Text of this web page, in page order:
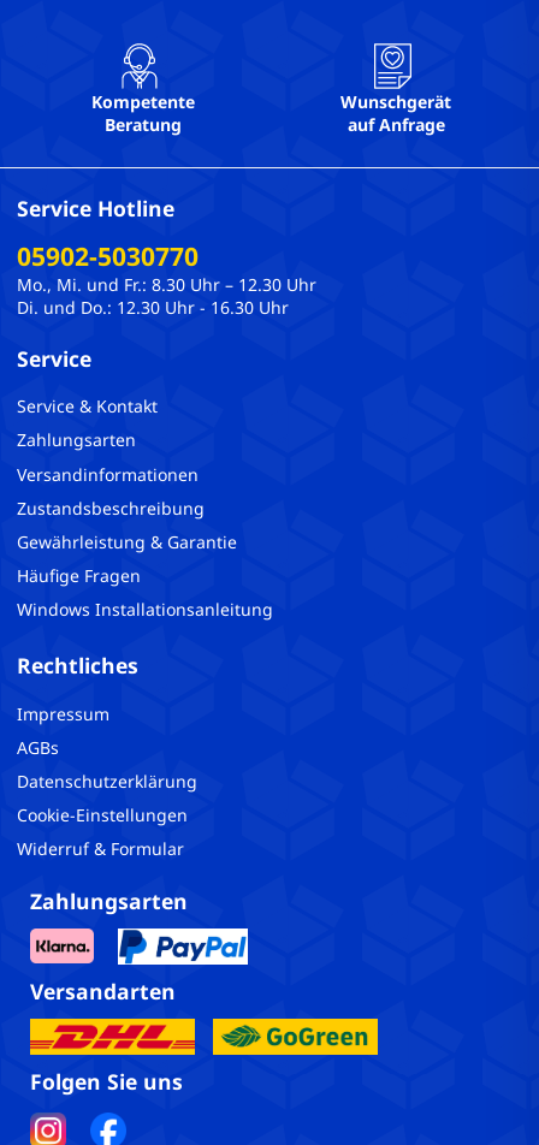
Kompetente
Beratung
Wunschgerät
auf Anfrage
Service Hotline
05902-5030770
Mo., Mi. und Fr.: 8.30 Uhr – 12.30 Uhr
Di. und Do.: 12.30 Uhr - 16.30 Uhr
Service
Service & Kontakt
Zahlungsarten
Versandinformationen
Zustandsbeschreibung
Gewährleistung & Garantie
Häufige Fragen
Windows Installationsanleitung
Rechtliches
Impressum
AGBs
Datenschutzerklärung
Cookie-Einstellungen
Widerruf & Formular
Zahlungsarten
Versandarten
Folgen Sie uns